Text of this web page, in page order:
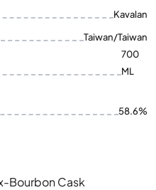
Kavalan
Taiwan/Taiwan
700
ML
58.6%
Bourbon Cask